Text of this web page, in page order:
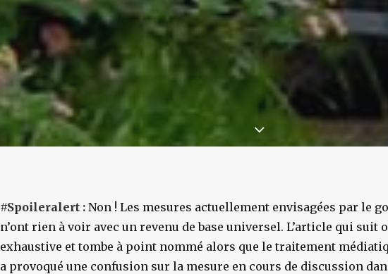
#Spoileralert : Non ! Les mesures actuellement envisagées par le
n’ont rien à voir avec un revenu de base universel. L’article qui
exhaustive et tombe à point nommé alors que le traitement
a provoqué une confusion sur la mesure en cours de discussion